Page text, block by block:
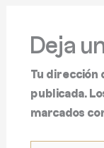
Deja
Tu
publicada.
marcados